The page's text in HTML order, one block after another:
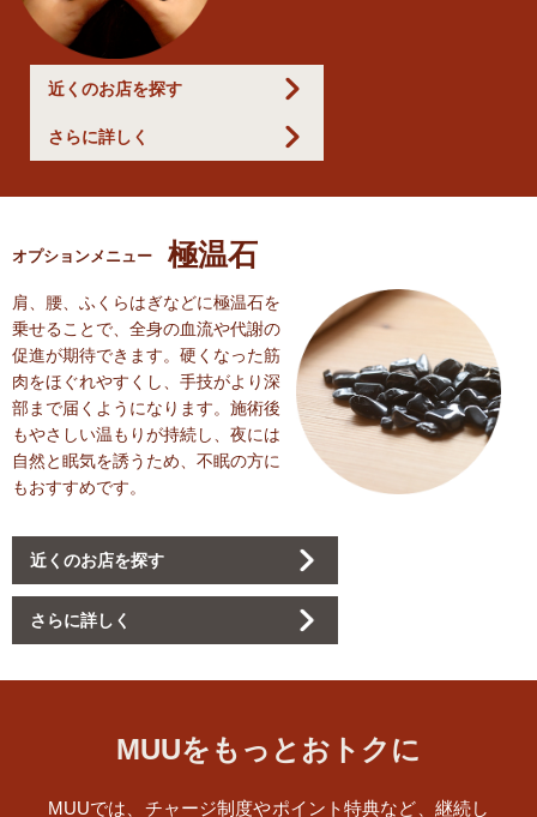
近くのお店を探す
さらに詳しく
オプションメニュー 極温石
肩、腰、ふくらはぎなどに極温石を
乗せることで、全身の血流や代謝の
促進が期待できます。硬くなった筋
肉をほぐれやすくし、手技がより深
部まで届くようになります。施術後
もやさしい温もりが持続し、夜には
自然と眠気を誘うため、不眠の方に
もおすすめです。
近くのお店を探す
さらに詳しく
MUUをもっとおトクに
MUUでは、チャージ制度やポイント特典など、継続し